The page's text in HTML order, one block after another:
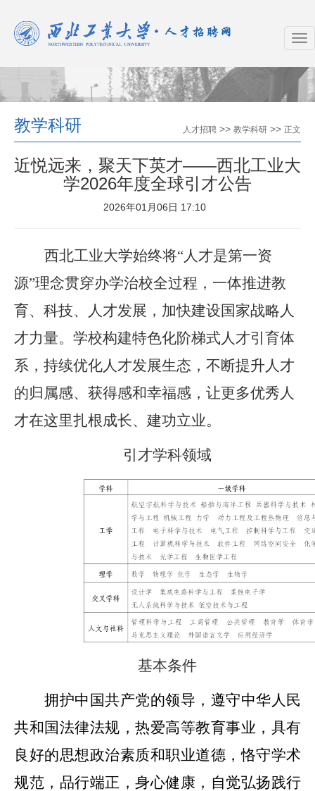
教学科研 人才招聘 >> 教学科研 >> 正文
近悦远来，聚天下英才——西北工业大
学2026年度全球引才公告
2026年01月06日 17:10
西北工业大学始终将“人才是第一资
源”理念贯穿办学治校全过程， 一体推进教
育、科技、人才发展， 加快建设国家战略人
才力量。 学校构建特色化阶梯式人才引育体
系，持续优化人才发展生态， 不断提升人才
的归属感、获得感和幸福感， 让更多优秀人
才在这里扎根成长、建功立业。
引才学科领域
基本条件
拥护中国共产党的领导，遵守中华人民
共和国法律法规，热爱高等教育事业，具有
良好的思想政治素质和职业道德，恪守学术
规范，品行端正，身心健康，自觉弘扬践行